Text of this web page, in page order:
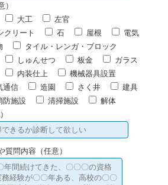
大工
左官
クリート
石 屋根
電気
タイル・レンガ・ブロック
しゅんせつ 板金
ガラス
内装仕上
機械器具設置
通信 造園 さく井
建具
防施設 清掃施設
解体
質問内容（任意）